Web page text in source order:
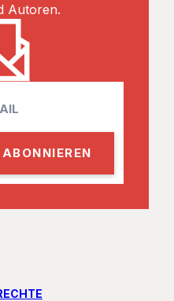
Autoren.